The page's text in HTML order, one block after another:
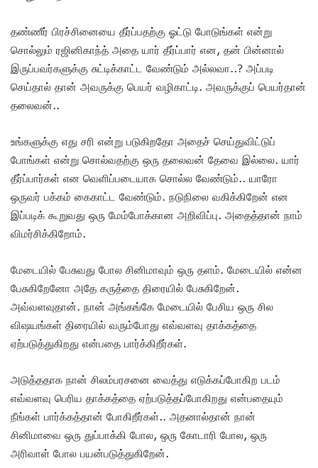
தண்ணீர் பிரச்சினையை தீர்ப்பதற்கு ஓட்டு போடுங்கள் என்று
சொல்லும் ரஜினிகாந்த் அதை யார் தீர்ப்பார் என, தன் பின்னால்
இருப்பவர்களுக்கு சுட்டிக்காட்ட வேண்டும் அல்லவா..? அப்படி
செய்தால் தான் அவருக்கு பெயர் வழிகாட்டி. அவருக்குப் பெயர்தான்
தலைவன்..
உங்களுக்கு எது சரி என்று படுகிறதோ அதைச் செய்துவிட்டுப்
போங்கள் என்று சொல்வதற்கு ஒரு தலைவன் தேவை இல்லை. யார்
தீர்ப்பார்கள் என வெளிப்படையாக சொல்ல வேண்டும்.. யாரோ
ஒருவர் பக்கம் கைகாட்ட வேண்டும். நடுநிலை வகிக்கிறேன் என
இப்படிக் கூறுவது ஒரு மேம்போக்கான அறிவிப்பு. அதைத்தான் நாம்
விமர்சிக்கிறோம்.
மேடையில் பேசுவது போல சினிமாவும் ஒரு தளம். மேடையில் என்ன
பேசுகிறேனோ அதே கருத்தை திரையில் பேசுகிறேன்.
அவ்வளவுதான். நான் அங்கங்கே மேடையில் பேசிய ஒரு சில
விஷயங்கள் திரையில் வரும்போது எவ்வளவு தாக்கத்தை
ஏற்படுத்துகிறது என்பதை பார்க்கிறீர்கள்.
அடுத்ததாக நான் சிலம்பரசனை வைத்து எடுக்கப்போகிற படம்
எவ்வளவு பெரிய தாக்கத்தை ஏற்படுத்தப்போகிறது என்பதையும்
நீங்கள் பார்க்கத்தான் போகிறீர்கள்.. அதனால்தான் நான்
சினிமாவை ஒரு துப்பாக்கி போல, ஒரு கோடாரி போல, ஒரு
அரிவாள் போல பயன்படுத்துகிறேன்.